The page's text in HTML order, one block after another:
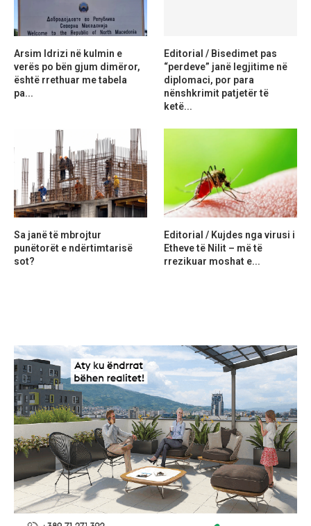
Arsim Idrizi në kulmin e
verës po bën gjum dimëror,
është rrethuar me tabela
pa...
Editorial / Bisedimet pas
“perdeve” janë legjitime në
diplomaci, por para
nënshkrimit patjetër të
ketë...
Sa janë të mbrojtur
punëtorët e ndërtimtarisë
sot?
Editorial / Kujdes nga virusi i
Etheve të Nilit – më të
rrezikuar moshat e...